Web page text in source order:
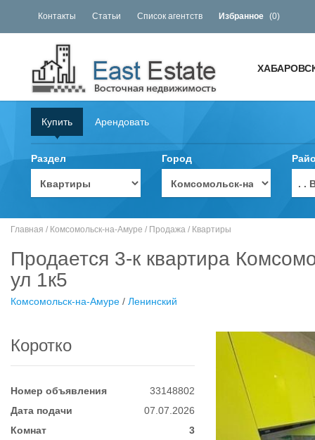
Контакты Статьи Список агентств Избранное (0)
Купить Арендовать
Раздел Город
. .
Главная / Комсомольск-на-Амуре / Продажа / Квартиры
Продается 3-к квартира
ул 1к5
Комсомольск-на-Амуре / Ленинский
Коротко
Номер объявления
33148802
Дата подачи
07.07.2026
Комнат
3